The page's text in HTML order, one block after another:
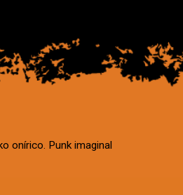
onírico. Punk imaginal